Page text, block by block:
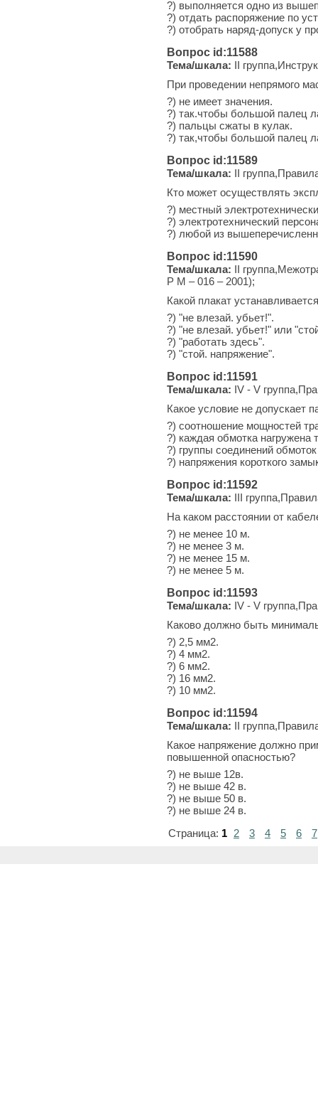
?) выполняется одно из
?) отдать распоряжение по
?) отобрать наряд-допуск у
Вопрос id:11588
Тема/шкала: II
При проведении непрямого
?) не имеет значения.
?) так.чтобы большой палец
?) пальцы сжаты в кулак.
?) так,чтобы большой палец
Вопрос id:11589
Тема/шкала: II
Кто может осуществлять
?) местный
?) электротехнический
?) любой из
Вопрос id:11590
Тема/шкала: II
Р М – 016 – 2001);
Какой плакат
?) "не влезай. убьет!".
?) "не влезай. убьет!" или
?) "работать здесь".
?) "стой. напряжение".
Вопрос id:11591
Тема/шкала: IV - V
Какое условие не допускает
?) соотношение мощностей
?) каждая обмотка
?) группы соединений
?) напряжения короткого
Вопрос id:11592
Тема/шкала: III
На каком расстоянии от
?) не менее 10 м.
?) не менее 3 м.
?) не менее 15 м.
?) не менее 5 м.
Вопрос id:11593
Тема/шкала: IV - V
Каково должно быть
?) 2,5 мм2.
?) 4 мм2.
?) 6 мм2.
?) 16 мм2.
?) 10 мм2.
Вопрос id:11594
Тема/шкала: II
Какое напряжение должно
повышенной опасностью?
?) не выше 12в.
?) не выше 42 в.
?) не выше 50 в.
?) не выше 24 в.
Страница: 1 2 3 4 5 6 7